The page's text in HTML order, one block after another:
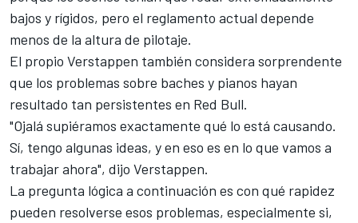
bajos y rígidos, pero el reglamento actual depende
menos de la altura de pilotaje.
El propio Verstappen también considera sorprendente
que los problemas sobre baches y pianos hayan
resultado tan persistentes en Red Bull.
"Ojalá supiéramos exactamente qué lo está causando.
Sí, tengo algunas ideas, y en eso es en lo que vamos a
trabajar ahora", dijo Verstappen.
La pregunta lógica a continuación es con qué rapidez
pueden resolverse esos problemas, especialmente si,